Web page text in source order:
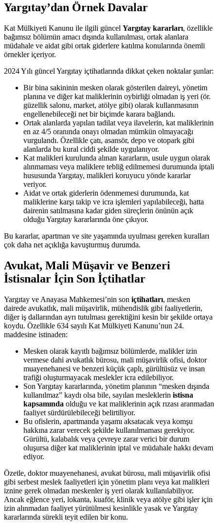
Yargıtay’dan Örnek Davalar
Kat Mülkiyeti Kanunu ile ilgili güncel Yargıtay kararları, özellikle
bağımsız bölümün amacı dışında kullanılması, ortak alanlara
müdahale ve aidat gibi ortak giderlere katılma konularında önemli
örnekler içeriyor.
2024 Yılı güncel Yargıtay içtihatlarında dikkat çeken noktalar şunlar:
Bir bina sakininin mesken olarak gösterilen daireyi, yönetim
planına ve diğer kat maliklerinin oybirliği olmadan iş yeri (ör.
güzellik salonu, market, atölye gibi) olarak kullanmasının
engellenebileceği net bir biçimde karara bağlandı.
Ortak alanlarda yapılan tadilat veya ilavelerin, kat maliklerinin
en az 4/5 oranında onayı olmadan mümkün olmayacağı
vurgulandı. Özellikle çatı, asansör, depo ve otopark gibi
alanlarda bu kural ciddi şekilde uygulanıyor.
Kat malikleri kurulunda alınan kararların, usule uygun olarak
alınmaması veya maliklere tebliğ edilmemesi durumunda iptali
hususunda Yargıtay, malikleri koruyucu yönde kararlar
veriyor.
Aidat ve ortak giderlerin ödenmemesi durumunda, kat
maliklerine karşı takip ve icra işlemleri yapılabileceği, hatta
dairenin satılmasına kadar giden süreçlerin önünün açık
olduğu Yargıtay kararlarında öne çıkıyor.
Bu kararlar, apartman ve site yaşamında uyulması gereken kuralları
çok daha net açıklığa kavuşturmuş durumda.
Avukat, Mali Müşavir ve Benzeri
İstisnalar İçin Son İçtihatlar
Yargıtay ve Anayasa Mahkemesi’nin son içtihatları, mesken
dairede avukatlık, mali müşavirlik, mühendislik gibi faaliyetlerin,
diğer iş dallarından ayrı tutulması gerektiğini kesin bir şekilde ortaya
koydu. Özellikle 634 sayılı Kat Mülkiyeti Kanunu’nun 24.
maddesine istinaden:
Mesken olarak kayıtlı bağımsız bölümlerde, malikler izin
vermese dahi avukatlık bürosu, mali müşavirlik ofisi, doktor
muayenehanesi ve benzeri küçük çaplı, gürültüsüz ve insan
trafiği oluşturmayacak meslekler icra edilebiliyor.
Son Yargıtay kararlarında, yönetim planının “mesken dışında
kullanılmaz” kaydı olsa bile, sayılan mesleklerin istisna
kapsamında olduğu ve kat maliklerinin açık rızası aranmadan
faaliyet sürdürülebileceği belirtiliyor.
Bu ofislerin, apartmanda yaşamı aksatacak veya komşu
hakkına zarar verecek şekilde kullanılmaması gerekiyor.
Gürültü, kalabalık veya çevreye zarar verici bir durum
oluşursa diğer kat maliklerinin iptal ve müdahale hakkı devam
ediyor.
Özetle, doktor muayenehanesi, avukat bürosu, mali müşavirlik ofisi
gibi serbest meslek faaliyetleri için yönetim planı veya kat malikleri
iznine gerek olmadan meskenler iş yeri olarak kullanılabiliyor.
Ancak eğlence yeri, lokanta, kuaför, klinik veya atölye gibi işler için
izin alınmadan faaliyet yürütülmesi kesinlikle yasak ve Yargıtay
kararlarında sürekli teyit edilen bir konu.